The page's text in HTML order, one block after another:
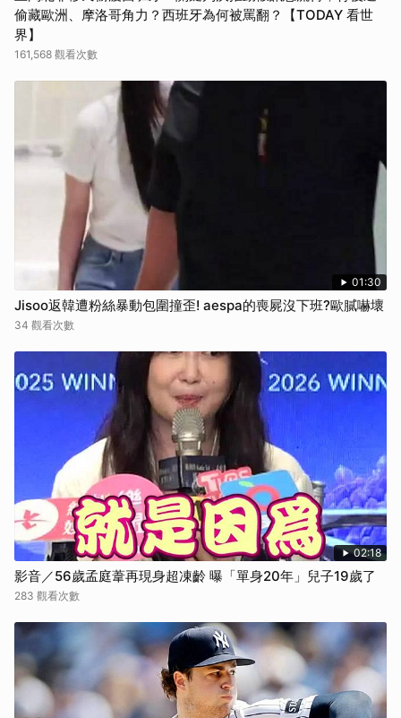
偷藏歐洲、摩洛哥角力？西班牙為何被罵翻？【TODAY 看世
界】
161,568 觀看次數
01:30
Jisoo返韓遭粉絲暴動包圍撞歪! aespa的喪屍沒下班?歐膩嚇壞
34 觀看次數
02:18
影音／56歲孟庭葦再現身超凍齡 曝「單身20年」兒子19歲了
283 觀看次數